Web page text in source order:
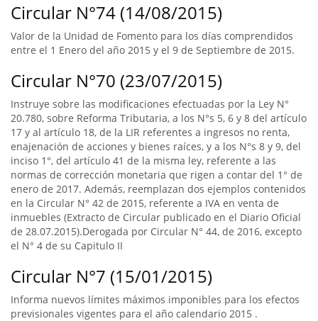
Circular N°74 (14/08/2015)
Valor de la Unidad de Fomento para los días comprendidos
entre el 1 Enero del año 2015 y el 9 de Septiembre de 2015.
Circular N°70 (23/07/2015)
Instruye sobre las modificaciones efectuadas por la Ley N°
20.780, sobre Reforma Tributaria, a los N°s 5, 6 y 8 del artículo
17 y al artículo 18, de la LIR referentes a ingresos no renta,
enajenación de acciones y bienes raíces, y a los N°s 8 y 9, del
inciso 1°, del artículo 41 de la misma ley, referente a las
normas de corrección monetaria que rigen a contar del 1° de
enero de 2017. Además, reemplazan dos ejemplos contenidos
en la Circular N° 42 de 2015, referente a IVA en venta de
inmuebles (Extracto de Circular publicado en el Diario Oficial
de 28.07.2015).Derogada por Circular N° 44, de 2016, excepto
el N° 4 de su Capitulo II
Circular N°7 (15/01/2015)
Informa nuevos límites máximos imponibles para los efectos
previsionales vigentes para el año calendario 2015 .